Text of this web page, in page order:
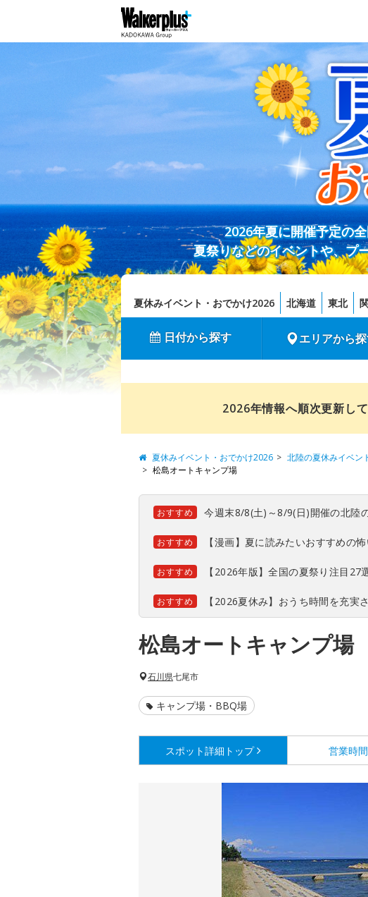
2026年夏に開催予定の
夏祭りなどのイベントや、プ
夏休みイベント・おでかけ2026 北海道 東北
日付から探す エリアから
2026年情報へ順次更新し
夏休みイベント・おでかけ2026 北陸の夏休みイベン
松島オートキャンプ場
おすすめ 今週末8/8(土)～8/9(日)開催の北陸
おすすめ 【漫画】夏に読みたいおすすめの
おすすめ 【2026年版】全国の夏祭り注目27
おすすめ 【2026夏休み】おうち時間を充実
松島オートキャンプ場
石川県七尾市
キャンプ場・BBQ場
スポット詳細 トップ 営業時